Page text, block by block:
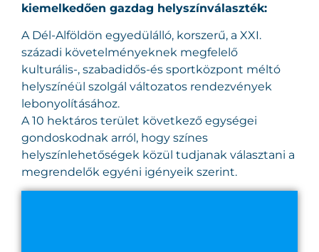
kiemelkedően gazdag helyszínválaszték:
A Dél-Alföldön egyedülálló, korszerű, a XXI.
századi követelményeknek megfelelő
kulturális-, szabadidős-és sportközpont méltó
helyszínéül szolgál változatos rendezvények
lebonyolításához.
A 10 hektáros terület következő egységei
gondoskodnak arról, hogy színes
helyszínlehetőségek közül tudjanak választani a
megrendelők egyéni igényeik szerint.